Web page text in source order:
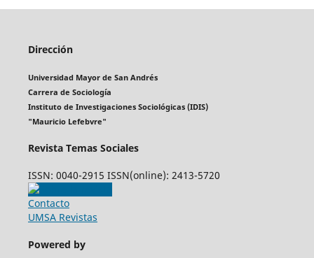
Dirección
Universidad Mayor de San Andrés
Carrera de Sociología
Instituto de Investigaciones Sociológicas (IDIS)
"Mauricio Lefebvre"
Revista Temas Sociales
ISSN: 0040-2915 ISSN(online): 2413-5720
Contacto
UMSA Revistas
Powered by